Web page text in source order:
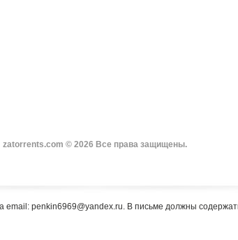
zatorrents.com © 2026 Все права защищены.
email: penkin6969@yandex.ru. В письме должны